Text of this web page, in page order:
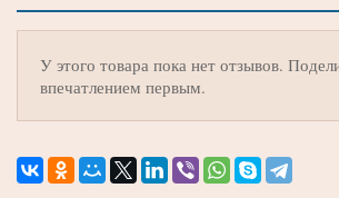
У этого товара пока нет отзывов.
впечатлением первым.